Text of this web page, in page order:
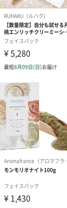
内容量／内容
物
ご使用上／安
全上の注意